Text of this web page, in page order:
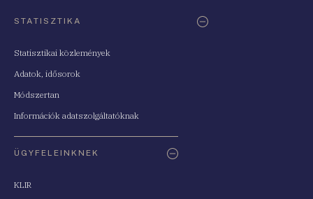
STATISZTIKA
Statisztikai közlemények
Adatok, idősorok
Módszertan
Információk adatszolgáltatóknak
ÜGYFELEINKNEK
KLIR